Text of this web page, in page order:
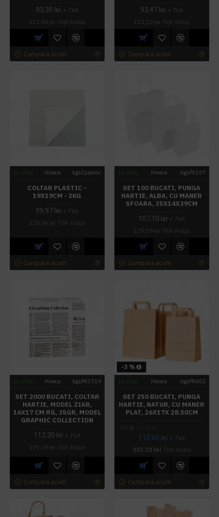
93,30 lei + TVA
112,89 lei TVA inclus
Cumpara acum
93,47 lei + TVA
113,10 lei TVA inclus
Cumpara acum
Horeca bgsCplastic
COLTAR PLASTIC -
19X19CM - 2KG
99,97 lei + TVA
120,96 lei TVA inclus
Cumpara acum
Horeca bgsPK107
SET 100 BUCATI, PUNGA
HARTIE, ALBA, CU MANER
SFOARA, 25X14X39CM
107,10 lei + TVA
129,59 lei TVA inclus
Cumpara acum
Horeca bgsPK1519
SET 2000 BUCATI, COLTAR
HARTIE, MODEL ZIAR,
16X17 CM RG, 35GR, MODEL
GRAPHIC COLLECTION
113,30 lei + TVA
137,09 lei TVA inclus
Cumpara acum
-3 %
Horeca bgsPK402
SET 250 BUCATI, PUNGA
HARTIE, NATUR, CU MANER
PLAT, 26X17X 28.50CM
110,00 lei + TVA
133,10 lei TVA inclus
Cumpara acum